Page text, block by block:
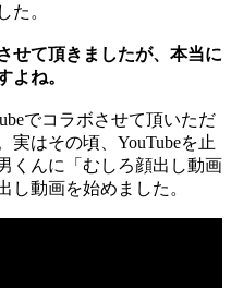
た。
せて頂きましたが、本当に
よね。
でコラボさせて頂いただ
実はその頃、YouTubeを止
くんに「むしろ顔出し動画
し動画を始めました。